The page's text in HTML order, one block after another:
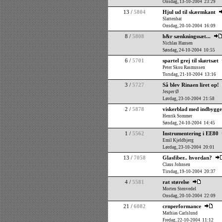
Onsdag, 13-10-2004 23:29
13 / 5804 Hjul ud til skærmkant
Slattenbat
Onsdag, 20-10-2004 16:09
8 / 5808 h&r sænkningssæt...
Nichlas Hansen
Søndag, 24-10-2004 10:55
6 / 5701 spartel grej til skørtsæt
Peter Skou Rasmussen
Torsdag, 21-10-2004 13:16
3 / 5727 Så blev Rinaen liret op!
Jesper Ø
Lørdag, 23-10-2004 21:58
2 / 5878 viskerblad med
Henrik Sommer
Søndag, 24-10-2004 14:45
1 / 5562 Instrumentering i EE80
Emil Kjeldbjerg
Lørdag, 23-10-2004 20:01
13 / 7058 Glasfiber.. hvordan?
Claus Johnsen
Tirsdag, 19-10-2004 20:37
4 / 5581 rat størelse
Morten Stenvedel
Onsdag, 20-10-2004 22:09
21 / 6082 crnperformance
Mathias Carlslund
Fredag, 22-10-2004 11:12